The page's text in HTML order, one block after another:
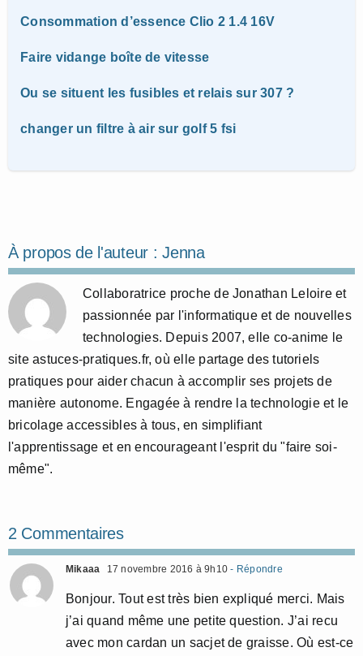
Consommation d’essence Clio 2 1.4 16V
Faire vidange boîte de vitesse
Ou se situent les fusibles et relais sur 307 ?
changer un filtre à air sur golf 5 fsi
À propos de l'auteur :Jenna
Collaboratrice proche de Jonathan Leloire et
passionnée par l'informatique et de nouvelles
technologies. Depuis 2007, elle co-anime le
site astuces-pratiques.fr, où elle partage des tutoriels
pratiques pour aider chacun à accomplir ses projets de
manière autonome. Engagée à rendre la technologie et le
bricolage accessibles à tous, en simplifiant
l'apprentissage et en encourageant l'esprit du "faire soi-
même".
2 Commentaires
Mikaaa 17 novembre 2016 à 9h10 - Répondre
Bonjour. Tout est très bien expliqué merci. Mais
j’ai quand même une petite question. J’ai recu
avec mon cardan un sacjet de graisse. Où est-ce